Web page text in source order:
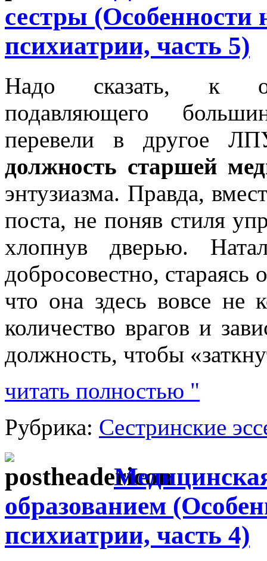
сестры (Особенности
психиатрии, часть 5)
Надо сказать, к
подавляющего
перевели в другое
должность старшей
энтузиазма. Правда,
поста, не поняв стиля
хлопнув дверью.
добросовестно, стараясь
что она здесь вовсе не
количество врагов и
должность, чтобы
читать полностью "
Рубрика: Сестринские
образованием
психиатрии, часть 4)